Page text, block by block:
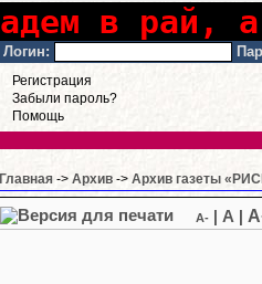
в рай,
Логин:
Регистрация
Забыли пароль?
Помощь
Главная -> Архив -> Архив газеты
A- A